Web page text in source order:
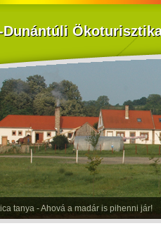
Dunántúli
tanya - Ahová a madár is pihenni jár!